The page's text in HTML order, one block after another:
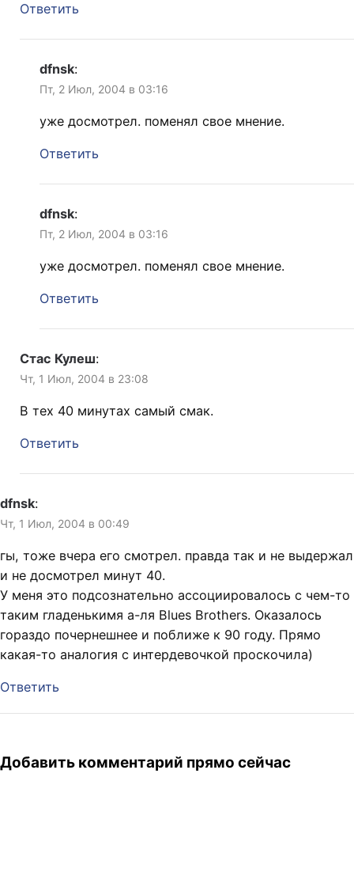
Ответить
dfnsk:
Пт, 2 Июл, 2004 в 03:16
уже досмотрел. поменял свое мнение.
Ответить
dfnsk:
Пт, 2 Июл, 2004 в 03:16
уже досмотрел. поменял свое мнение.
Ответить
Стас Кулеш:
Чт, 1 Июл, 2004 в 23:08
В тех 40 минутах самый смак.
Ответить
dfnsk:
Чт, 1 Июл, 2004 в 00:49
гы, тоже вчера его смотрел. правда так и не выдержал
и не досмотрел минут 40.
У меня это подсознательно ассоциировалось с чем-то
таким гладенькимя а-ля Blues Brothers. Оказалось
гораздо почернешнее и поближе к 90 году. Прямо
какая-то аналогия с интердевочкой проскочила)
Ответить
Добавить комментарий прямо сейчас